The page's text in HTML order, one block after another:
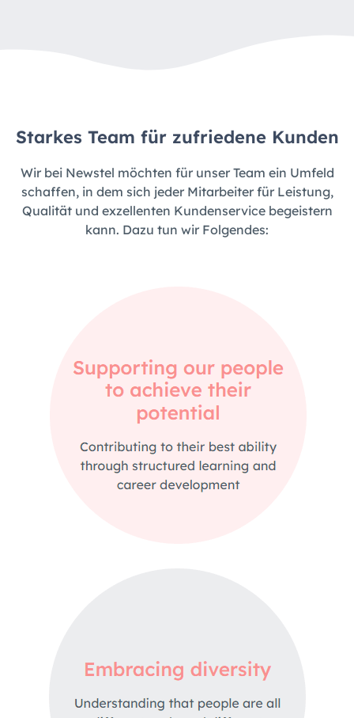
Starkes Team für zufriedene Kunden
Wir bei Newstel möchten für unser Team ein Umfeld
schaffen, in dem sich jeder Mitarbeiter für Leistung,
Qualität und exzellenten Kundenservice begeistern
kann. Dazu tun wir Folgendes: